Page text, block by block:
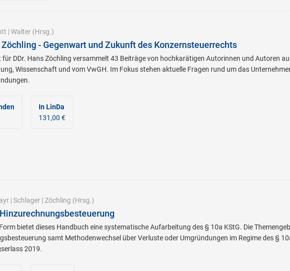
| Walter(Hrsg.)
- Gegenwart und Zukunft des Konzernsteuerrechts
für DDr. Hans Zöchling versammelt 43 Beiträge von hochkarätigen Autorinnen und Autoren
Wissenschaft und vom VwGH. Im Fokus stehen aktuelle Fragen rund um das
In LinDa
131,00 €
| Schlager| Zöchling (Hrsg.)
bietet dieses Handbuch eine systematische Aufarbeitung des § 10a KStG. Die
samt Methodenwechsel über Verluste oder Umgründungen im Regime des §
2019.